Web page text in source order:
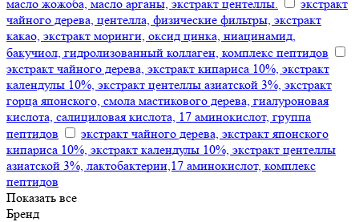
масло жожоба, масло арганы, экстракт центеллы.
экстракт
чайного дерева, центелла, физические фильтры, экстракт
какао, экстракт моринги, оксид цинка, ниацинамид,
бакучиол, гидролизованный коллаген, комплекс пептидов
экстракт чайного дерева, экстракт кипариса 10%, экстракт
календулы 10%, экстракт центеллы азиатской 3%, экстракт
горца японского, смола мастикового дерева, гиалуроновая
кислота, салициловая кислота, 17 аминокислот, группа
пептидов
экстракт чайного дерева, экстракт японского
кипариса 10%, экстракт календулы 10%, экстракт центеллы
азиатской 3%, лактобактерии,17 аминокислот, комплекс
пептидов
Показать все
Бренд